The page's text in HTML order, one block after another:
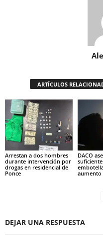
ARTÍCULOS
Arrestan a dos hombres
durante intervención por
drogas en residencial de
Ponce
DACO
aumento
DEJAR UNA RESPUESTA